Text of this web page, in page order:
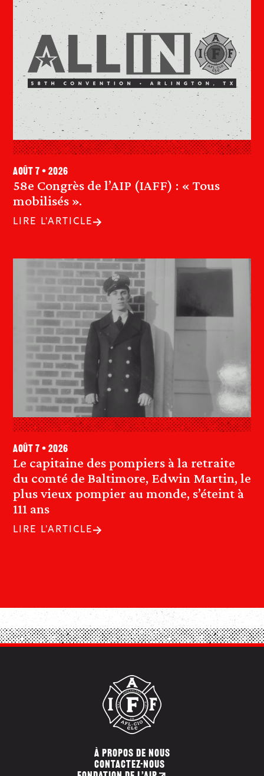
58e Congrès de l’AIP (IAFF) : « Tous
mobilisés ».
août 7 • 2026
LIRE L'ARTICLE
Le capitaine des pompiers à la retraite
du comté de Baltimore, Edwin Martin, le
plus vieux pompier au monde, s’éteint à
111 ans
août 7 • 2026
LIRE L'ARTICLE
À PROPOS DE NOUS
CONTACTEZ-NOUS